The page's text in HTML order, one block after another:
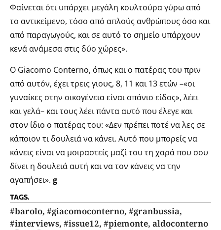
Φαίνεται ότι υπάρχει μεγάλη κουλτούρα γύρω από
το αντικείμενο, τόσο από απλούς ανθρώπους όσο και
από παραγωγούς, και σε αυτό το σημείο υπάρχουν
κενά ανάμεσα στις δύο χώρες».
Ο Giacomo Conterno, όπως και ο πατέρας του πριν
από αυτόν, έχει τρεις γιους, 8, 11 και 13 ετών –«οι
γυναίκες στην οικογένεια είναι σπάνιο είδος», λέει
και γελά– και τους λέει πάντα αυτό που έλεγε και
στον ίδιο ο πατέρας του: «Δεν πρέπει ποτέ να λες σε
κάποιον τι δουλειά να κάνει. Αυτό που μπορείς να
κάνεις είναι να μοιραστείς μαζί του τη χαρά που σου
δίνει η δουλειά αυτή και να τον κάνεις να την
αγαπήσει». g
TAGS.
#barolo, #giacomoconterno, #granbussia,
#interviews, #issue12, #piemonte, aldoconterno